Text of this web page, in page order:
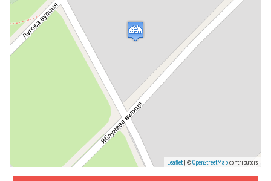
Leaflet| ©OpenStreetMapcontributors